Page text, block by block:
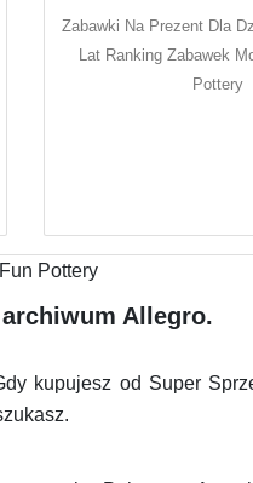
Zabawki Na Prezent Dla
Lat Ranking Zabawek
Pottery
Allegro.
kupujesz od Super